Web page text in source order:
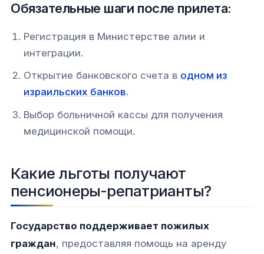
Обязательные шаги после прилета:
Регистрация в Министерстве алии и
интеграции.
Открытие банковского счета в одном из
израильских банков.
Выбор больничной кассы для получения
медицинской помощи.
Какие льготы получают
пенсионеры-репатрианты?
Государство поддерживает пожилых
граждан, предоставляя помощь на аренду